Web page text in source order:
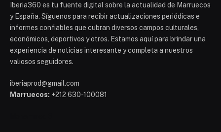
Iberia360 es tu fuente digital sobre la actualidad de Marruecos
y España. Síguenos para recibir actualizaciones periódicas e
informes confiables que cubran diversos campos culturales,
económicos, deportivos y otros. Estamos aquí para brindar una
experiencia de noticias interesante y completa a nuestros
valiosos seguidores.
iberiaprod@gmail.com
Marruecos: +212 630-100081